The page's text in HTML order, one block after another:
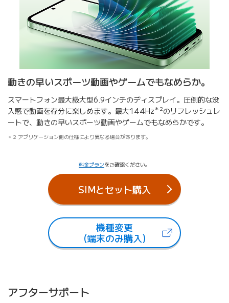
動きの早いスポーツ動画やゲームでもなめらか。
スマートフォン最大級大型6.9インチのディスプレイ。圧倒的な没
入感で動画を存分に楽しめます。最大144Hz ＊2のリフレッシュレ
ートで、動きの早いスポーツ動画やゲームでもなめらかです。
2 アプリケーション側の仕様により異なる場合があります。
料金プランをご確認ください。
SIMとセット購入
機種変更
(端末のみ購入)（新しいタブで開きます）
アフターサポート